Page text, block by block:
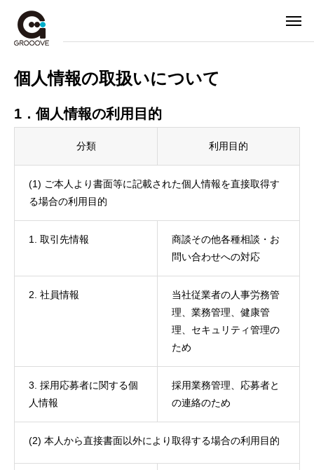
個人情報の取扱いについて
1．個人情報の利用目的
分類 利用目的
(1) ご本人より書面等に記載された個人情報を直接取得す
る場合の利用目的
1. 取引先情報
商談その他各種相談・お
問い合わせへの対応
2. 社員情報
当社従業者の人事労務管
理、業務管理、健康管
理、セキュリティ管理の
ため
3. 採用応募者に関する個
人情報
採用業務管理、応募者と
の連絡のため
(2) 本人から直接書面以外により取得する場合の利用目的